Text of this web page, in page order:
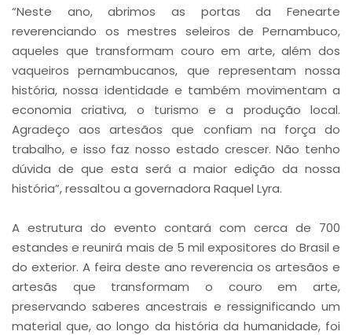
“Neste ano, abrimos as portas da Fenearte
reverenciando os mestres seleiros de Pernambuco,
aqueles que transformam couro em arte, além dos
vaqueiros pernambucanos, que representam nossa
história, nossa identidade e também movimentam a
economia criativa, o turismo e a produção local.
Agradeço aos artesãos que confiam na força do
trabalho, e isso faz nosso estado crescer. Não tenho
dúvida de que esta será a maior edição da nossa
história”, ressaltou a governadora Raquel Lyra.
A estrutura do evento contará com cerca de 700
estandes e reunirá mais de 5 mil expositores do Brasil e
do exterior. A feira deste ano reverencia os artesãos e
artesãs que transformam o couro em arte,
preservando saberes ancestrais e ressignificando um
material que, ao longo da história da humanidade, foi